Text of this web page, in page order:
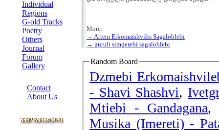
Individual
Regions
G-old Tracks
Poetry
Others
Journal
Forum
Gallery
Contact
About Us
More:
→ Artem Erkomaishvilis Sagaloblebi
→ guruli simgerebi sagaloblebi
Random Board
Dzmebi
- Shavi Shashvi,
Mtiebi - Gandagana,
Musika (Imereti) -